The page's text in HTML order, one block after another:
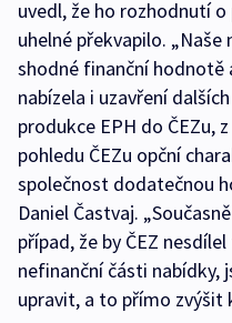
uvedl, že ho rozhodnutí
uhelné překvapilo.
shodné finanční hodnotě
nabízela i uzavření
produkce EPH do ČEZu,
pohledu ČEZu opční
společnost dodatečnou
Daniel Častvaj.
případ, že by ČEZ
nefinanční části nabídky,
upravit, a to přímo zvýšit